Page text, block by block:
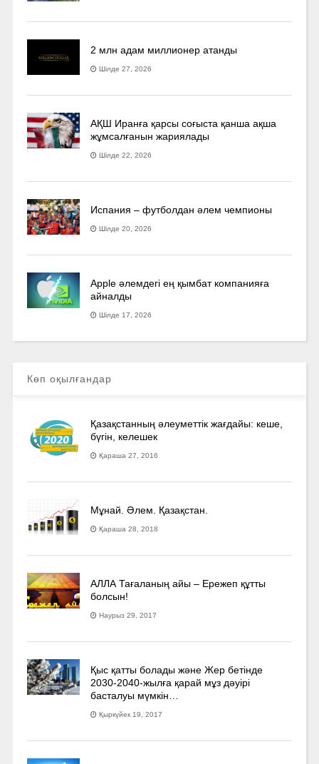
2 млн адам миллионер атанды
Шілде 27, 2026
АҚШ Иранға қарсы соғыста қанша ақша
жұмсалғанын жариялады
Шілде 22, 2026
Испания – футболдан әлем чемпионы
Шілде 20, 2026
Apple әлемдегі ең қымбат компанияға
айналды
Шілде 17, 2026
Көп оқылғандар
Қазақстанның әлеуметтік жағдайы: кеше,
бүгін, келешек
Қараша 27, 2016
Мұнай. Әлем. Қазақстан.
Қараша 28, 2018
АЛЛА Тағаланың айы – Ережеп құтты
болсын!
Наурыз 29, 2017
Қыс қатты болады және Жер бетінде
2030-2040­-жылға қарай мұз дәуірі
басталуы мүмкін…
Қыркүйек 19, 2017